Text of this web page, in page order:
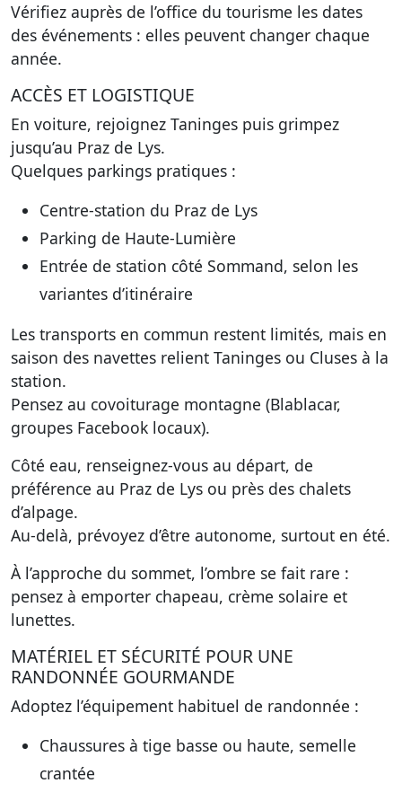
Vérifiez auprès de l’office du tourisme les dates
des événements : elles peuvent changer chaque
année.
ACCÈS ET LOGISTIQUE
En voiture, rejoignez Taninges puis grimpez
jusqu’au Praz de Lys.
Quelques parkings pratiques :
Centre-station du Praz de Lys
Parking de Haute-Lumière
Entrée de station côté Sommand, selon les
variantes d’itinéraire
Les transports en commun restent limités, mais en
saison des navettes relient Taninges ou Cluses à la
station.
Pensez au covoiturage montagne (Blablacar,
groupes Facebook locaux).
Côté eau, renseignez-vous au départ, de
préférence au Praz de Lys ou près des chalets
d’alpage.
Au-delà, prévoyez d’être autonome, surtout en été.
À l’approche du sommet, l’ombre se fait rare :
pensez à emporter chapeau, crème solaire et
lunettes.
MATÉRIEL ET SÉCURITÉ POUR UNE
RANDONNÉE GOURMANDE
Adoptez l’équipement habituel de randonnée :
Chaussures à tige basse ou haute, semelle
crantée